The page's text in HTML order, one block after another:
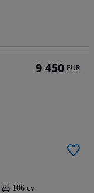
106 cv
9 450 EUR